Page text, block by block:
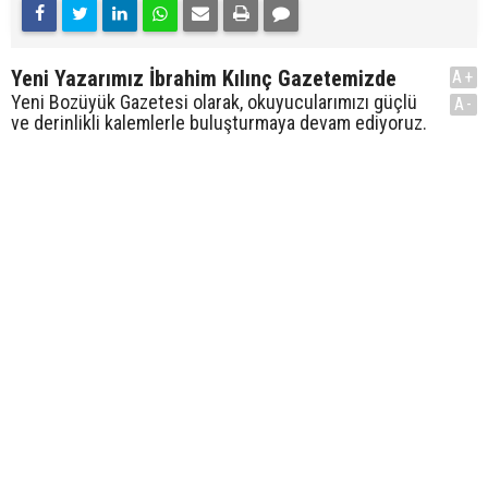
Yeni Yazarımız İbrahim Kılınç Gazetemizde
Yeni Bozüyük Gazetesi olarak, okuyucularımızı güçlü
ve derinlikli kalemlerle buluşturmaya devam ediyoruz.
A+
A-